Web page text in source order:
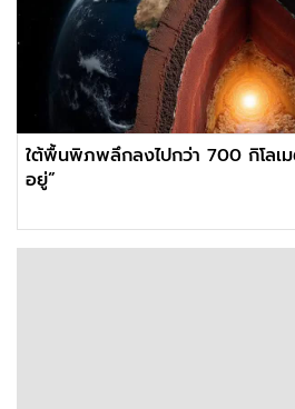
ใต้พื้นพิภพลึกลงไปกว่า 700 กิโลเ
อยู่”